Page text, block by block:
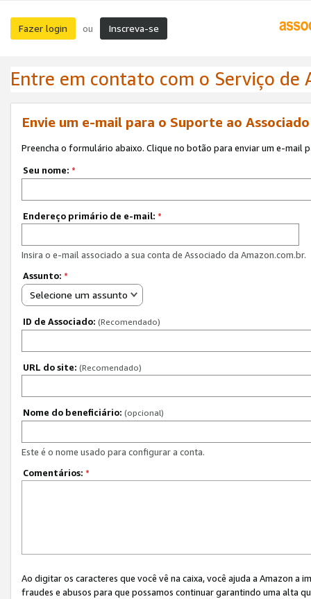
Fazer login ou Inscreva-se
Entre em contato com o Serviço de
Envie um e-mail para o Suporte ao
Preencha o formulário abaixo. Clique no botão para enviar um e-mail
Seu nome: *
Endereço primário de e-mail: *
Insira o e-mail associado a sua conta de Associado da Amazon.com.br.
Assunto: *
Selecione um assunto
ID de Associado: (Recomendado)
URL do site: (Recomendado)
Nome do beneficiário: (opcional)
Este é o nome usado para configurar a conta.
Comentários: *
Ao digitar os caracteres que você vê na caixa, você ajuda a Amazon
fraudes e abusos para que possamos continuar garantindo uma alta